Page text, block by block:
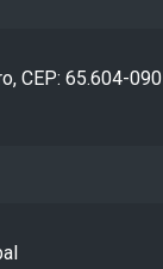
CEP: 65.604-090